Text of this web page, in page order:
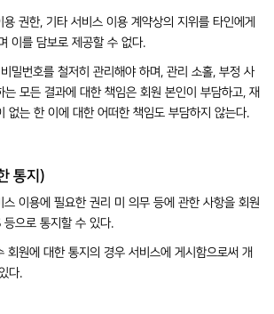
권한, 기타 서비스 이용 계약상의 지위를 타인에게
이를 담보로 제공할 수 없다.
밀번호를 철저히 관리해야 하며, 관리 소홀, 부정 사
는 모든 결과에 대한 책임은 회원 본인이 부담하고, 재
없는 한 이에 대한 어떠한 책임도 부담하지 않는다.
통지)
이용에 필요한 권리 미 의무 등에 관한 사항을 회원
으로 통지할 수 있다.
회원에 대한 통지의 경우 서비스에 게시함으로써 개
다.